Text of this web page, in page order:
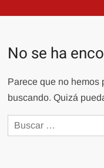
No se ha
Parece que no hemos
buscando. Quizá